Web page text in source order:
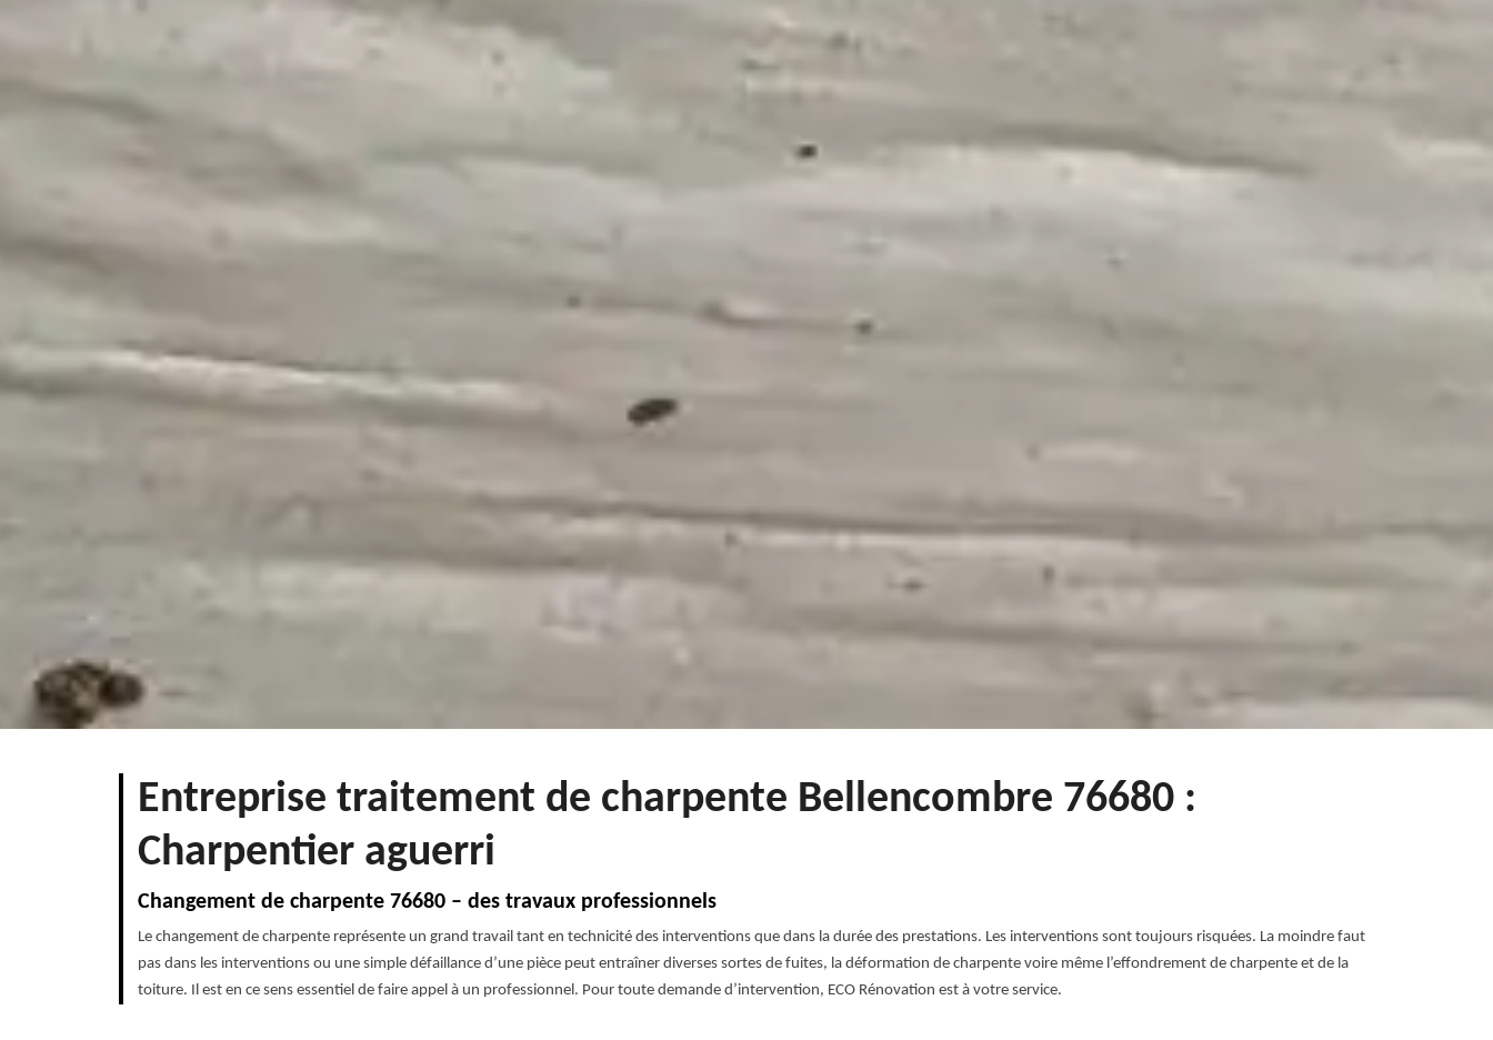
Entreprise traitement de charpente Bellencombre 76680 :
Charpentier aguerri
Changement de charpente 76680 – des travaux professionnels
Le changement de charpente représente un grand travail tant en technicité des interventions que dans la durée des prestations. Les interventions sont toujours risquées. La moindre faut
pas dans les interventions ou une simple défaillance d’une pièce peut entraîner diverses sortes de fuites, la déformation de charpente voire même l’effondrement de charpente et de la
toiture. Il est en ce sens essentiel de faire appel à un professionnel. Pour toute demande d’intervention, ECO Rénovation est à votre service.